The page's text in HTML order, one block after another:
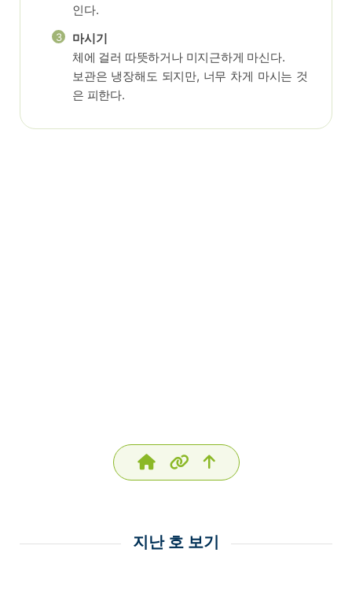
인다.
3 마시기
체에 걸러 따뜻하거나 미지근하게 마신다.
보관은 냉장해도 되지만, 너무 차게 마시는 것
은 피한다.
지난 호 보기